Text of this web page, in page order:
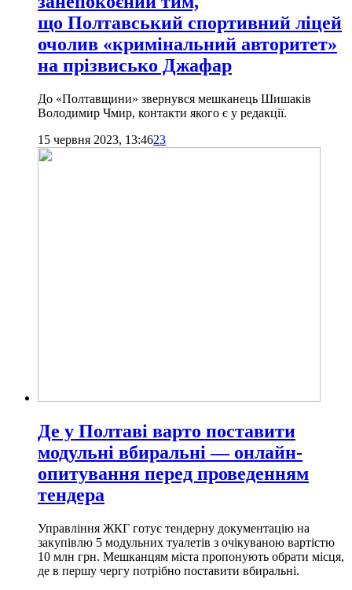
що Полтавський спортивний ліцей
очолив «кримінальний авторитет»
на прізвисько Джафар
До «Полтавщини» звернувся мешканець Шишаків
Володимир Чмир, контакти якого є у редакції.
15 червня 2023, 13:4623
Де у Полтаві варто поставити
модульні вбиральні — онлайн-
опитування перед проведенням
тендера
Управління ЖКГ готує тендерну документацію на
закупівлю 5 модульних туалетів з очікуваною вартістю
10 млн грн. Мешканцям міста пропонують обрати місця,
де в першу чергу потрібно поставити вбиральні.